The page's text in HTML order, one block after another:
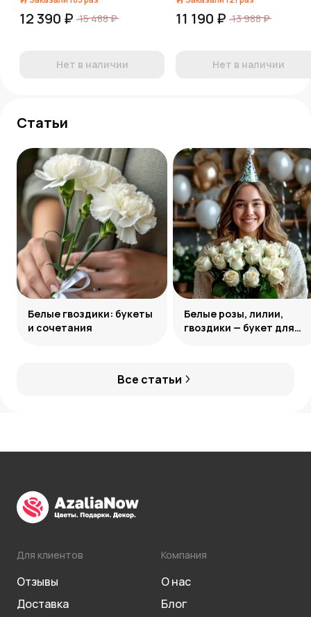
12 390 ₽ 15 488 ₽
Нет в наличии
11 190 ₽ 13 988 ₽
Нет в наличии
Статьи
Все статьи
Белые гвоздики: букеты
и сочетания
Белые розы, лилии,
гвоздики — букет для
Для клиентов
Отзывы
Доставка
Компания
О нас
Блог